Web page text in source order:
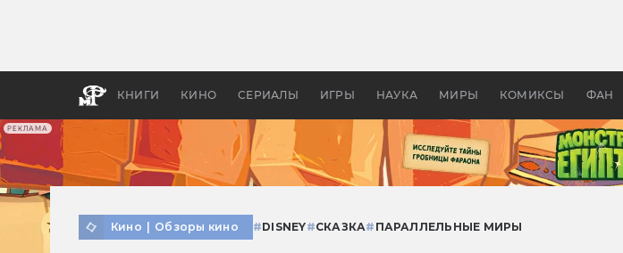
РЕКЛАМА
КНИГИ КИНО СЕРИАЛЫ ИГРЫ НАУКА МИРЫ КОМИКСЫ ФАН
бы «Властелина колец»
Кино Обзоры кино #DISNEY#СКАЗКА# ПАРАЛЛЕЛЬНЫЕ МИРЫ